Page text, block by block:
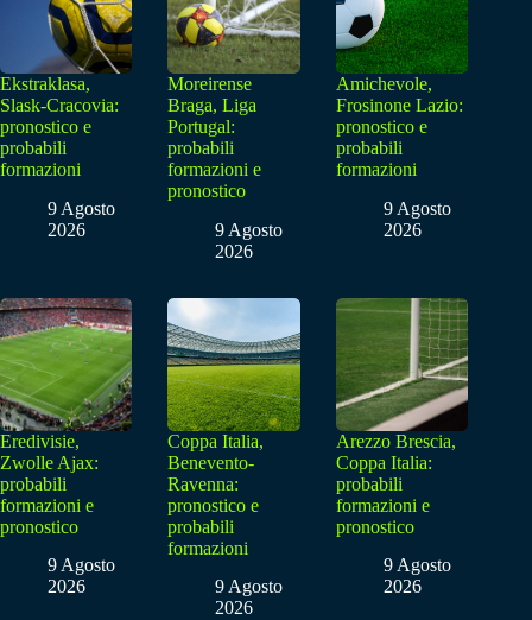
Ekstraklasa,
Slask-Cracovia:
pronostico e
probabili
formazioni
9 Agosto
2026
Moreirense
Braga, Liga
Portugal:
probabili
formazioni e
pronostico
9 Agosto
2026
Amichevole,
Frosinone Lazio:
pronostico e
probabili
formazioni
9 Agosto
2026
Eredivisie,
Zwolle Ajax:
probabili
formazioni e
pronostico
9 Agosto
2026
Coppa Italia,
Benevento-
Ravenna:
pronostico e
probabili
formazioni
9 Agosto
2026
Arezzo Brescia,
Coppa Italia:
probabili
formazioni e
pronostico
9 Agosto
2026